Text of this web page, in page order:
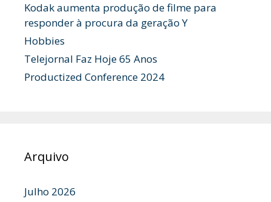
Kodak aumenta produção de filme para
responder à procura da geração Y
Hobbies
Telejornal Faz Hoje 65 Anos
Productized Conference 2024
Arquivo
Julho 2026